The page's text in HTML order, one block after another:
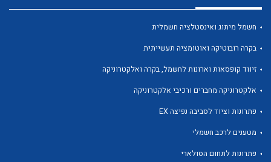
חשמל מיתוג ואינסטלציה חשמלית
בקרה רובוטיקה ואוטומציה תעשייתית
זיווד קופסאות וארונות לחשמל, בקרה ואלקטרוניקה
אלקטרוניקה מחברים ורכיבי אלקטרוניקה
פתרונות וציוד לסביבה נפיצה EX
מטענים לרכב חשמלי
פתרונות לתחום הסולארי